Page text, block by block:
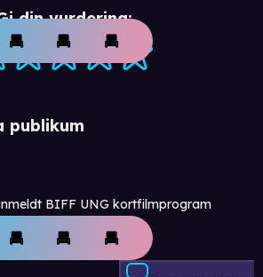
din vurdering:
publikum
BIFF UNG kortfilmprogram